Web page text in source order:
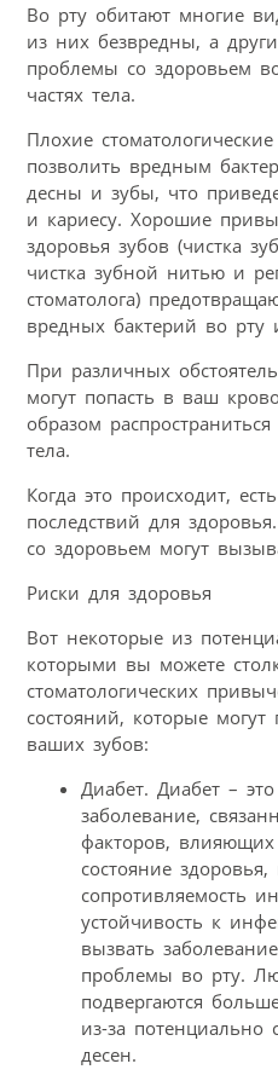
Во рту обитают многие
из них безвредны, а
проблемы со здоровьем
частях тела.
Плохие
позволить вредным
десны и зубы, что
и кариесу. Хорошие
здоровья зубов (чистка
чистка зубной нитью и
стоматолога)
вредных бактерий во рту
При различных
могут попасть в ваш
образом
тела.
Когда это происходит,
последствий для
со здоровьем могут
Риски для здоровья
Вот некоторые из
которыми вы можете
стоматологических
состояний, которые
ваших зубов:
Диабет. Диабет –
заболевание,
факторов,
состояние
сопротивляемость
устойчивость к
вызвать
проблемы во рту.
подвергаются
из-за потенциально
десен.